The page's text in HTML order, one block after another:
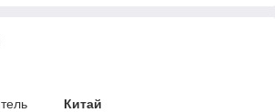
Китай